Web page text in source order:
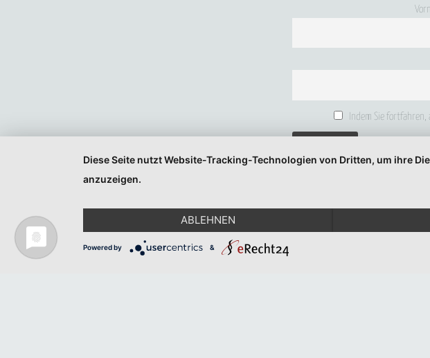
Indem Sie
Diese Seite nutzt Website-Tracking-Technologien von Dritten, um ihre
anzuzeigen.
ABLEHNEN
Powered by &